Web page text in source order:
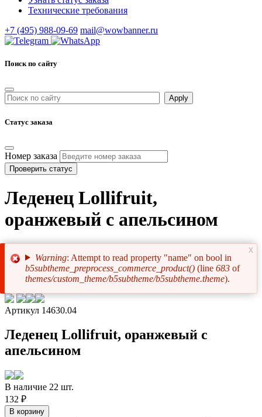
Технические требования
+7 (495) 988-09-69 mail@wowbanner.ru
Поиск по сайту
Статус заказа
Номер заказа
Проверить статус
Леденец Lollifruit,
оранжевый с апельсином
Сообщение
ошибке
Warning: Attempt to read property "name" on bool in
b5subtheme_preprocess_commerce_product() (line 683 of
themes/custom_theme/b5subtheme/b5subtheme.theme).
x
Артикул 14630.04
Леденец Lollifruit, оранжевый с
апельсином
В наличие 22 шт.
132 ₽